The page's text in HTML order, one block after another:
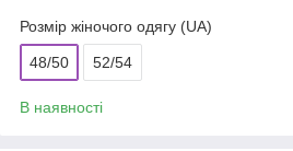
Розмір жіночого одягу (UA)
48/50 52/54
В наявності